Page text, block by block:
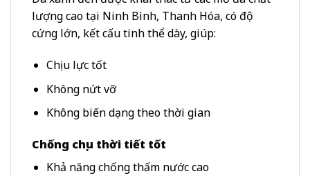
lượng cao tại Ninh Bình, Thanh Hóa, có độ
cứng lớn, kết cấu tinh thể dày, giúp:
Chịu lực tốt
Không nứt vỡ
Không biến dạng theo thời gian
Chống chịu thời tiết tốt
Khả năng chống thấm nước cao